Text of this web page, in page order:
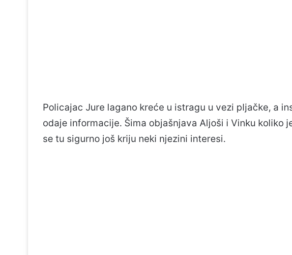
Policajac Jure lagano kreće u istragu u vezi pljačke, a
odaje informacije. Šima objašnjava Aljoši i Vinku koliko
se tu sigurno još kriju neki njezini interesi.